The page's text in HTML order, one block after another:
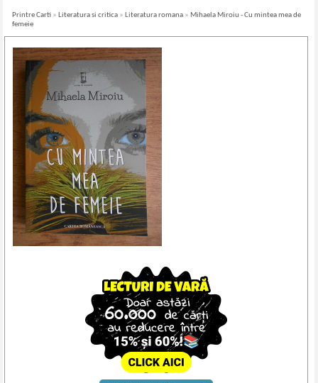
Printre Carti » Literatura si critica » Literatura romana » Mihaela Miroiu - Cu mintea mea de
femeie